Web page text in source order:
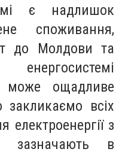
є надлишок
споживання,
до Молдови та
може ощадливе
всіх
з
в